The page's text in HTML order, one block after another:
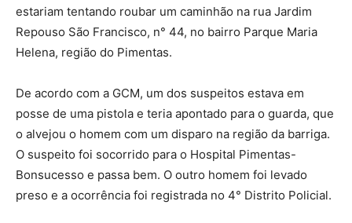
estariam tentando roubar um caminhão na rua Jardim
Repouso São Francisco, n° 44, no bairro Parque Maria
Helena, região do Pimentas.
De acordo com a GCM, um dos suspeitos estava em
posse de uma pistola e teria apontado para o guarda, que
o alvejou o homem com um disparo na região da barriga.
O suspeito foi socorrido para o Hospital Pimentas-
Bonsucesso e passa bem. O outro homem foi levado
preso e a ocorrência foi registrada no 4° Distrito Policial.